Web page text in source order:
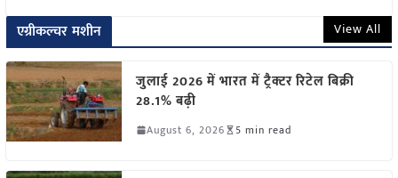
एग्रीकल्चर मशीन View All
जुलाई 2026 में भारत में ट्रैक्टर रिटेल बिक्री
28.1% बढ़ी
August 6, 2026 5 min read